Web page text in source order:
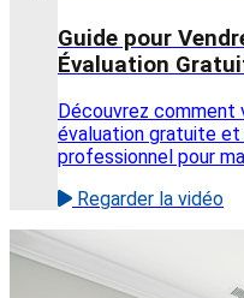
Guide pour
Évaluation
Découvrez
évaluation gratuite
professionnel pour
Regarder la vidéo